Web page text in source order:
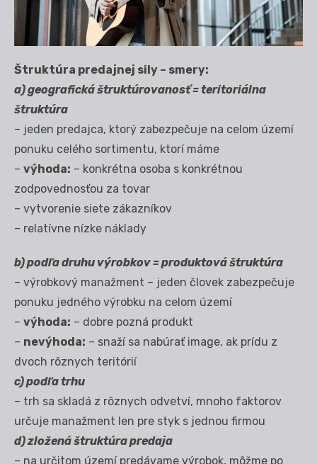
Štruktúra predajnej sily – smery:
a) geografická štruktúrovanosť = teritoriálna
štruktúra
– jeden predajca, ktorý zabezpečuje na celom území
ponuku celého sortimentu, ktorí máme
– výhoda: – konkrétna osoba s konkrétnou
zodpovednosťou za tovar
– vytvorenie siete zákazníkov
– relatívne nízke náklady
b) podľa druhu výrobkov = produktová štruktúra
– výrobkový manažment – jeden človek zabezpečuje
ponuku jedného výrobku na celom území
– výhoda: – dobre pozná produkt
– nevýhoda: – snaží sa nabúrať image, ak prídu z
dvoch rôznych teritórií
c) podľa trhu
– trh sa skladá z rôznych odvetví, mnoho faktorov
určuje manažment len pre styk s jednou firmou
d) zložená štruktúra predaja
– na určitom území predávame výrobok, môžme po